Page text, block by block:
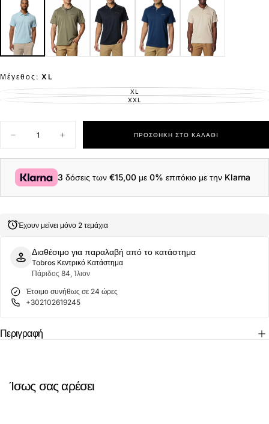
Μέγεθος: XL
XLΕΚΤΌΣ
ΑΠΟΘΈΜΑΤΟΣ
XXLΕΚΤΌΣ
Μείωση
για
Ανδρική
Μπλούζα
482
Σιέλ
Αύξηση
ποσότητας
για
Ανδρική
Μπλούζα
Σιέλ
ΠΡΟΣΘΉΚΗ ΣΤΟ ΚΑΛΆΘΙ
3 δόσεις των€15,00 με 0% επιτόκιο με την Klarna
Έχουν μείνει μόνο 2 τεμάχια
Διαθέσιμο για παραλαβή από το κατάστημα
Tobros Κεντρικό Κατάστημα
Πάριδος 84, Ίλιον
Έτοιμο συνήθως σε 24 ώρες
+302102619245
Περιγραφή
Ίσως σας αρέσει